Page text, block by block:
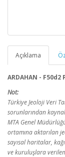
Açıklama
ARDAHAN -
Not:
Türkiye Jeoloji Veri
sorunlarından
MTA Genel
ortamına aktarılan
sayısal haritalar,
ve kuruluşlara